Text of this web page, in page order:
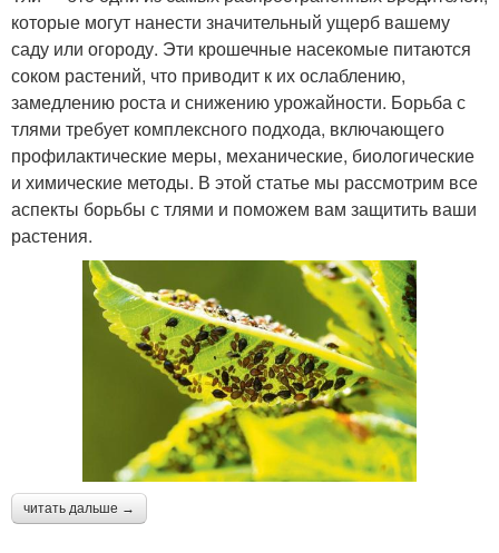
которые могут нанести значительный ущерб вашему
саду или огороду. Эти крошечные насекомые питаются
соком растений, что приводит к их ослаблению,
замедлению роста и снижению урожайности. Борьба с
тлями требует комплексного подхода, включающего
профилактические меры, механические, биологические
и химические методы. В этой статье мы рассмотрим все
аспекты борьбы с тлями и поможем вам защитить ваши
растения.
читать дальше →